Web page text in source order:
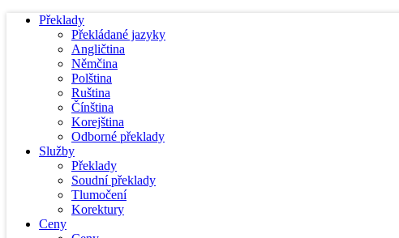
Překlady
Překládané jazyky
Angličtina
Němčina
Polština
Ruština
Čínština
Korejština
Odborné překlady
Služby
Překlady
Soudní překlady
Tlumočení
Korektury
Ceny